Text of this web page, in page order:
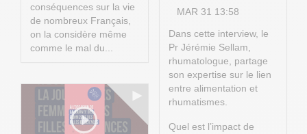
conséquences sur la vie
de nombreux Français,
on la considère même
comme le mal du...
MAR 31 13:58
Dans cette interview, le
Pr Jérémie Sellam,
rhumatologue, partage
son expertise sur le lien
entre alimentation et
rhumatismes.
Quel est l’impact de